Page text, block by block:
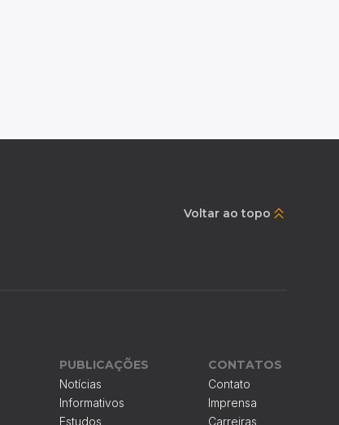
Voltar ao topo
PUBLICAÇÕES
Notícias
Informativos
Estudos
CONTATOS
Contato
Imprensa
Carreiras